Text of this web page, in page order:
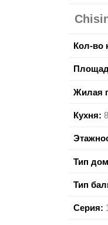
Кол-во
Жилая
Кухня: 8
Тип
Тип
Серия: